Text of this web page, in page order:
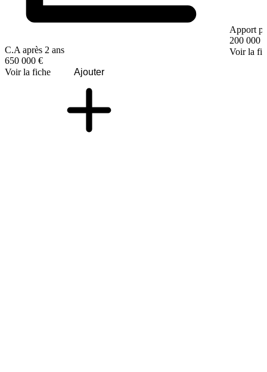
C.A après 2 ans
650 000 €
Voir la fiche
Ajouter
Apport
200 000 €
Voir la